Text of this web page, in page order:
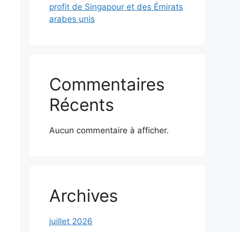
profit de Singapour et des Émirats
arabes unis
Commentaires
Récents
Aucun commentaire à afficher.
Archives
juillet 2026